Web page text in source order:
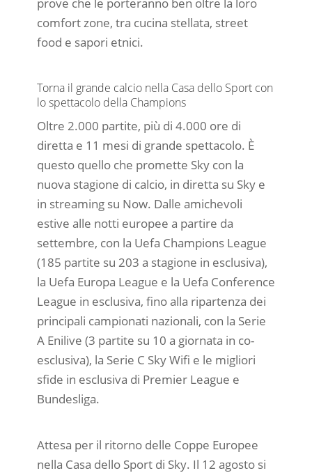
comfort zone, tra cucina stellata, street
food e sapori etnici.
Torna il grande calcio nella Casa dello Sport con
lo spettacolo della Champions
Oltre 2.000 partite, più di 4.000 ore di
diretta e 11 mesi di grande spettacolo. È
questo quello che promette Sky con la
nuova stagione di calcio, in diretta su Sky e
in streaming su Now. Dalle amichevoli
estive alle notti europee a partire da
settembre, con la Uefa Champions League
(185 partite su 203 a stagione in esclusiva),
la Uefa Europa League e la Uefa Conference
League in esclusiva, fino alla ripartenza dei
principali campionati nazionali, con la Serie
A Enilive (3 partite su 10 a giornata in co-
esclusiva), la Serie C Sky Wifi e le migliori
sfide in esclusiva di Premier League e
Bundesliga.
Attesa per il ritorno delle Coppe Europee
nella Casa dello Sport di Sky. Il 12 agosto si